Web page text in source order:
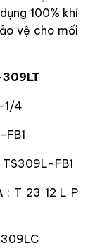
100% khí
vệ cho mối
309LT
1/4
TS309L-FB1
: T 23 12 L P
309LC